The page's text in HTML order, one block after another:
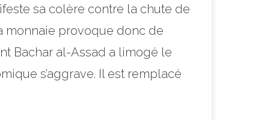
sa colère contre la chute de
monnaie provoque donc de
Bachar al-Assad a limogé le
s’aggrave. Il est remplacé